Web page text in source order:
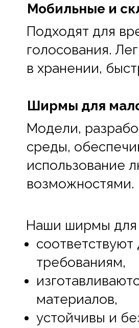
Мобильные и
Подходят для
голосования.
в хранении,
Ширмы для
Модели,
среды,
использование
возможностями.
Наши ширмы для
требованиям,
материалов,
устойчивы и